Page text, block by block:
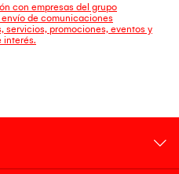
con empresas del grupo
envío de comunicaciones
servicios, promociones, eventos y
interés.